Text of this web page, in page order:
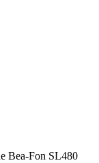
Bea-Fon SL480